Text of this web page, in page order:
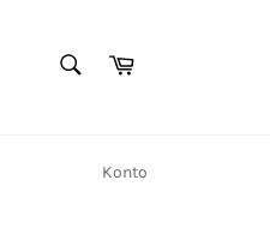
Warenkorb
Konto